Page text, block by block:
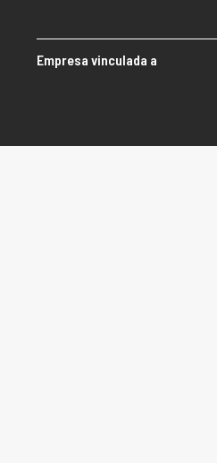
Empresa vinculada a